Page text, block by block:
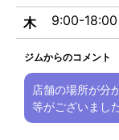
木 9:00-18:00
ジムからのコメント
店舗の場所が分
等がございまし